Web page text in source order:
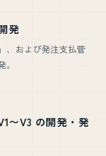
発
、および発注支払管
〜V3 の開発・発